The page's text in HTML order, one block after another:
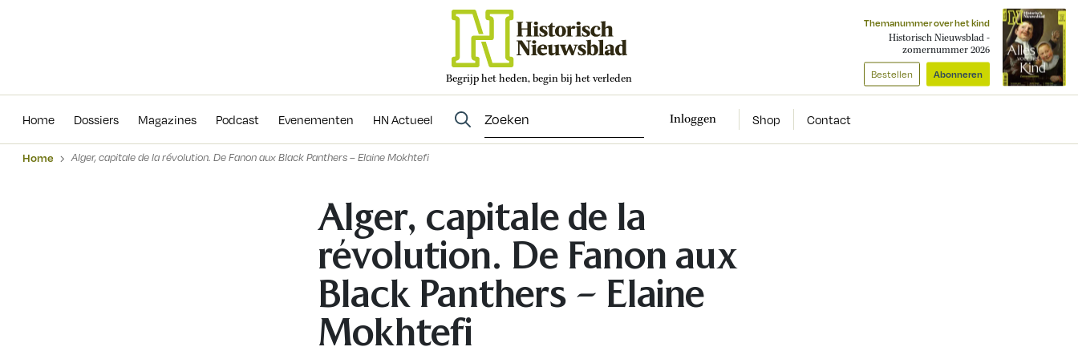
Begrijp het heden, begin bij het verleden
Themanummer over het kind
Historisch Nieuwsblad -
zomernummer 2026
Bestellen Abonneren
Home Dossiers Magazines Podcast Evenementen HN Actueel Inloggen Shop Contact
Evenementen
Home Alger, capitale de la révolution. De Fanon aux Black Panthers – Elaine Mokhtefi
Alger, capitale de la
révolution. De Fanon aux
Black Panthers – Elaine
Mokhtefi